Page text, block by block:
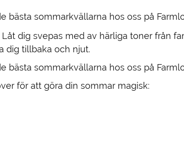
bästa sommarkvällarna hos oss på
Låt dig svepas med av härliga toner från
dig tillbaka och njut.
bästa sommarkvällarna hos oss på
för att göra din sommar magisk: